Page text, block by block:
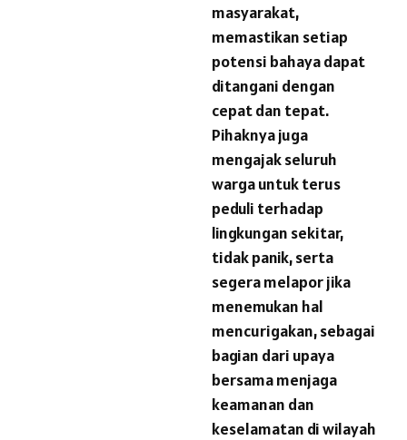
masyarakat,
memastikan setiap
potensi bahaya dapat
ditangani dengan
cepat dan tepat.
Pihaknya juga
mengajak seluruh
warga untuk terus
peduli terhadap
lingkungan sekitar,
tidak panik, serta
segera melapor jika
menemukan hal
mencurigakan, sebagai
bagian dari upaya
bersama menjaga
keamanan dan
keselamatan di wilayah